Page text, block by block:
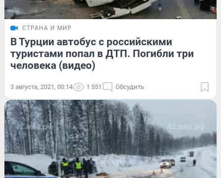
СТРАНА И МИР
В Турции автобус с российскими
туристами попал в ДТП. Погибли три
человека (видео)
3 августа, 2021, 00:14 1 551 Обсудить